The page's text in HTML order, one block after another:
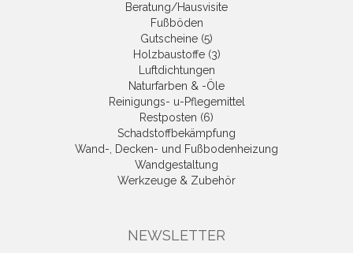
Beratung/Hausvisite
Fußböden
Gutscheine (5)
Holzbaustoffe (3)
Luftdichtungen
Naturfarben & -Öle
Reinigungs- u-Pflegemittel
Restposten (6)
Schadstoffbekämpfung
Wand-, Decken- und Fußbodenheizung
Wandgestaltung
Werkzeuge & Zubehör
NEWSLETTER